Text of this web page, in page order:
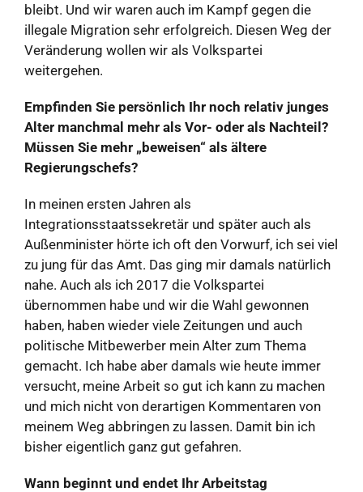
bleibt. Und wir waren auch im Kampf gegen die
illegale Migration sehr erfolgreich. Diesen Weg der
Veränderung wollen wir als Volkspartei
weitergehen.
Empfinden Sie persönlich Ihr noch relativ junges
Alter manchmal mehr als Vor- oder als Nachteil?
Müssen Sie mehr „beweisen“ als ältere
Regierungschefs?
In meinen ersten Jahren als
Integrationsstaatssekretär und später auch als
Außenminister hörte ich oft den Vorwurf, ich sei viel
zu jung für das Amt. Das ging mir damals natürlich
nahe. Auch als ich 2017 die Volkspartei
übernommen habe und wir die Wahl gewonnen
haben, haben wieder viele Zeitungen und auch
politische Mitbewerber mein Alter zum Thema
gemacht. Ich habe aber damals wie heute immer
versucht, meine Arbeit so gut ich kann zu machen
und mich nicht von derartigen Kommentaren von
meinem Weg abbringen zu lassen. Damit bin ich
bisher eigentlich ganz gut gefahren.
Wann beginnt und endet Ihr Arbeitstag